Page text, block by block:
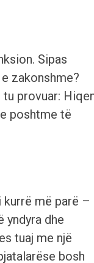
Sipas
zakonshme?
provuar:
poshtme të
më parë –
yndyra dhe
tuaj me një
bosh